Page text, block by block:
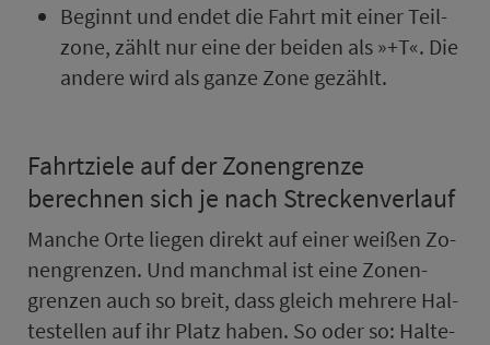
Beginnt und endet die Fahrt mit einer Teil­
zo­ne, zählt nur eine der beiden als »+T«. Die
andere wird als ganze Zone gezählt.
Fahrtziele auf der Zo­nen­gren­ze
berechnen sich je nach Streckenverlauf
Manche Orte liegen direkt auf einer weißen Zo­
nen­gren­zen. Und manchmal ist eine Zo­nen­
gren­zen auch so breit, dass gleich mehrere Hal­
te­stel­len auf ihr Platz haben. So oder so: Hal­te­